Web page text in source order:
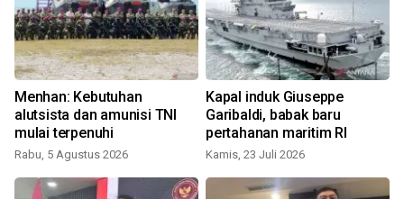
Menhan: Kebutuhan
alutsista dan amunisi TNI
mulai terpenuhi
Rabu, 5 Agustus 2026
Kapal induk Giuseppe
Garibaldi, babak baru
pertahanan maritim RI
Kamis, 23 Juli 2026